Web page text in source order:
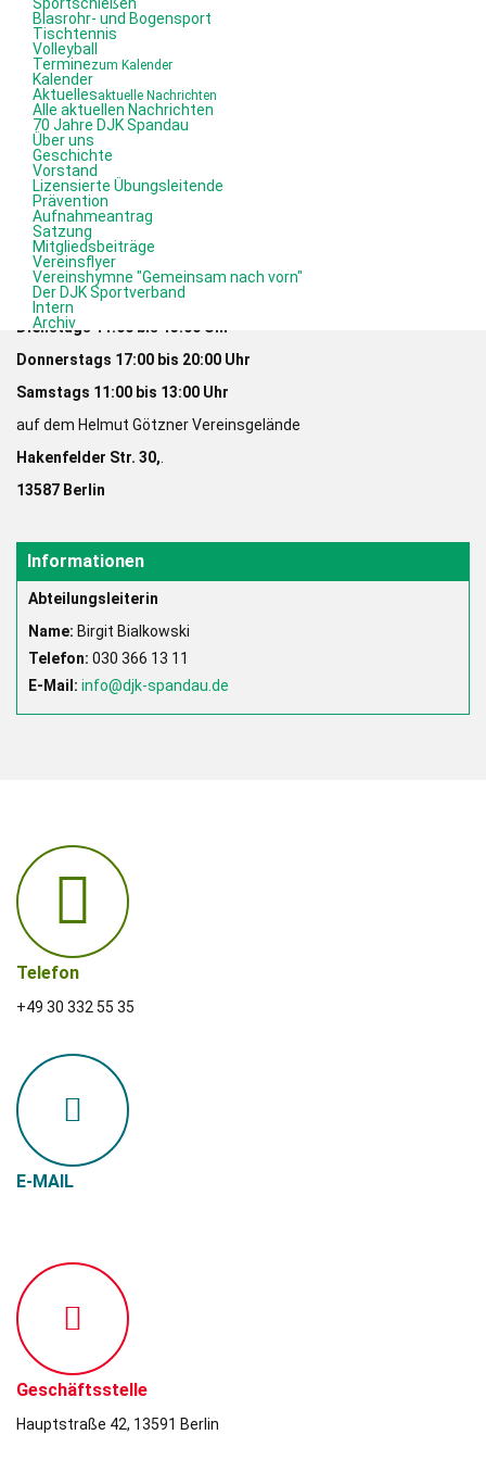
Blasrohr- und Bogensport
Tischtennis
Volleyball
Terminezum Kalender
Kalender
Aktuellesaktuelle Nachrichten
Alle aktuellen Nachrichten
70 Jahre DJK Spandau
Über uns
Geschichte
Vorstand
Lizensierte Übungsleitende
Prävention
Aufnahmeantrag
Satzung
Mitgliedsbeiträge
Vereinsflyer
Vereinshymne "Gemeinsam nach vorn"
Der DJK Sportverband
Intern
Archiv
Niedrigschwellig und barrierearm, jede und jeder kann sofort
mitmachen.
Eisstockschiessen fördert die Hand-Augen-Koordination und
stärkt die Konzentrationsfähigkeit. Die allgemeine körperliche
und geistige Gesundheit werden durch Aufwärm- und Cool-down-
Übungen gefördert. Schnelle Erfolgserlebnisse stärken das
Selbstwertgefühl und die Persönlichkeit.Egal ob beim
Zielschiessen oder beim Lattl-Schiessen.
Die neue Sportart befindet sich im Aufbau.
Gespielt werden kann bei den sonstigen Sportangeboten auf
dem Vereinsgelände, z.B.
Dienstags 11:00 bis 13:00 Uhr
Donnerstags 17:00 bis 20:00 Uhr
Samstags 11:00 bis 13:00 Uhr
auf dem Helmut Götzner Vereinsgelände
Hakenfelder Str. 30,
13587 Berlin
Informationen
Abteilungsleiterin
Name: Birgit Bialkowski
Telefon: 030 366 13 11
E-Mail: info@djk-spandau.de
Telefon
+49 30 332 55 35
E-MAIL
Geschäftsstelle
Hauptstraße 42, 13591 Berlin